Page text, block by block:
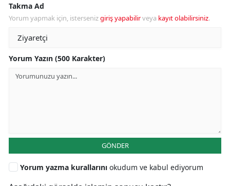
Takma Ad
Yorum yapmak için, istersenizgiriş yapabilirveya kayıt olabilirsiniz.
Yorum Yazın (500 Karakter)
GÖNDER
Yorum yazma kurallarını okudum ve kabul ediyorum